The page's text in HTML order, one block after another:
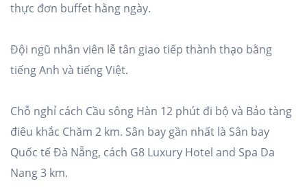
thực đơn buffet hằng ngày.
Đội ngũ nhân viên lễ tân giao tiếp thành thạo bằng
tiếng Anh và tiếng Việt.
Chỗ nghỉ cách Cầu sông Hàn 12 phút đi bộ và Bảo tàng
điêu khắc Chăm 2 km. Sân bay gần nhất là Sân bay
Quốc tế Đà Nẵng, cách G8 Luxury Hotel and Spa Da
Nang 3 km.